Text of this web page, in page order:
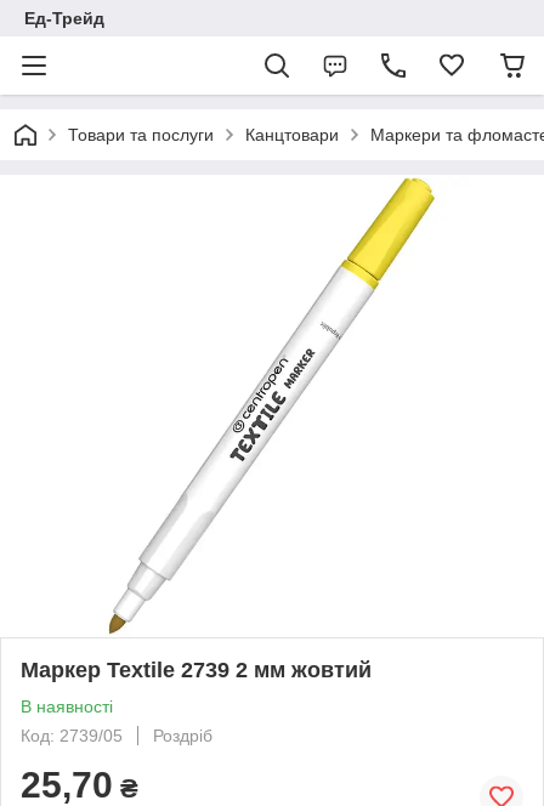
Ед-Трейд
Товари та послуги Канцтовари Маркери та
Маркер Textile 2739 2 мм жовтий
В наявності
Код: 2739/05
Роздріб
25,70 ₴